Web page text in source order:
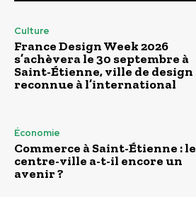
Culture
France Design Week 2026
s’achèvera le 30 septembre à
Saint-Étienne, ville de design
reconnue à l’international
Économie
Commerce à Saint-Étienne : le
centre-ville a-t-il encore un
avenir ?